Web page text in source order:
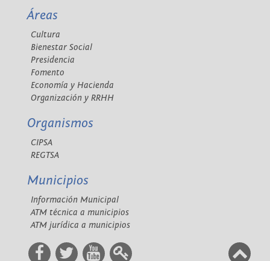
Áreas
Cultura
Bienestar Social
Presidencia
Fomento
Economía y Hacienda
Organización y RRHH
Organismos
CIPSA
REGTSA
Municipios
Información Municipal
ATM técnica a municipios
ATM jurídica a municipios